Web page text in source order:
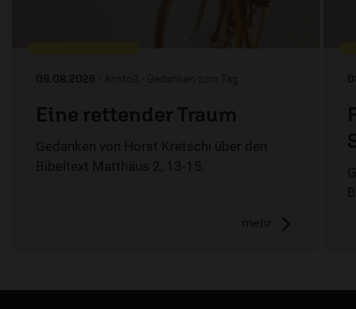
09.08.2026 / Anstoß - Gedanken zum Tag
Eine rettender Traum
Gedanken von Horst Kretschi über den
Bibeltext Matthäus 2, 13-15.
mehr